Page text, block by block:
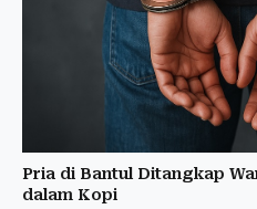
Pria di Bantul Ditangkap
dalam Kopi